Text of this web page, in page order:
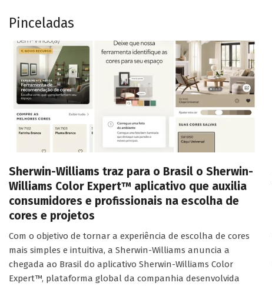
Pinceladas
Sherwin-Williams traz para o Brasil o Sherwin-
Williams Color Expert™ aplicativo que auxilia
consumidores e profissionais na escolha de
cores e projetos
Com o objetivo de tornar a experiência de escolha de cores
mais simples e intuitiva, a Sherwin-Williams anuncia a
chegada ao Brasil do aplicativo Sherwin-Williams Color
Expert™, plataforma global da companhia desenvolvida